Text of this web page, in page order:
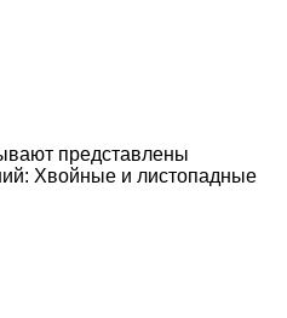
представлены
Хвойные и листопадные